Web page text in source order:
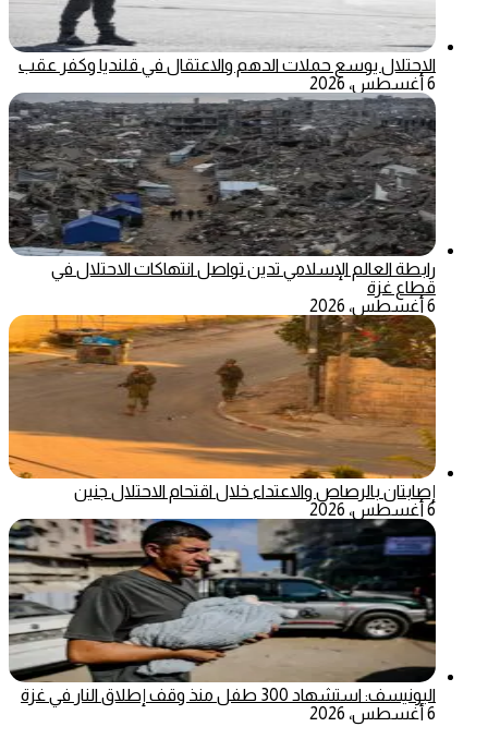
الاحتلال يوسع حملات الدهم والاعتقال في قلنديا وكفر عقب
6 أغسطس، 2026
رابطة العالم الإسلامي تدين تواصل انتهاكات الاحتلال في
قطاع غزة
6 أغسطس، 2026
إصابتان بالرصاص والاعتداء خلال اقتحام الاحتلال جنين
6 أغسطس، 2026
اليونيسف: استشهاد 300 طفل منذ وقف إطلاق النار في غزة
6 أغسطس، 2026